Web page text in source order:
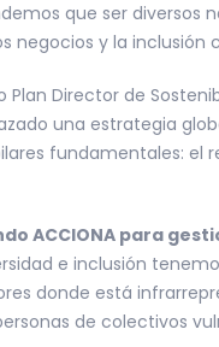
que ser
negocios y la
Plan Director de
una estrategia
fundamentales: el
ACCIONA para
e inclusión
donde está
de colectivos